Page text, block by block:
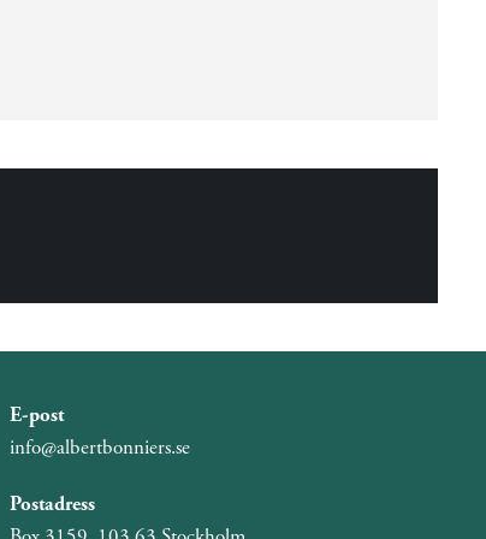
E-post
info@albertbonniers.se
Postadress